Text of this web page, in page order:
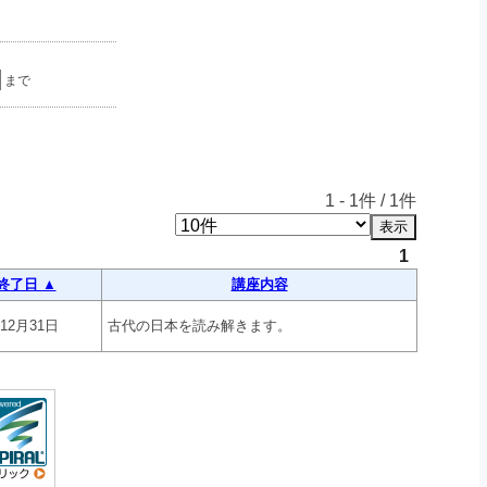
まで
1 - 1件 / 1件
1
了日 ▲ 講座内容
月31日 古代の日本を読み解きます。